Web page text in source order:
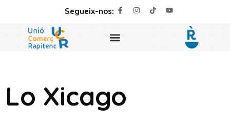
Segueix-nos:
Lo Xicago